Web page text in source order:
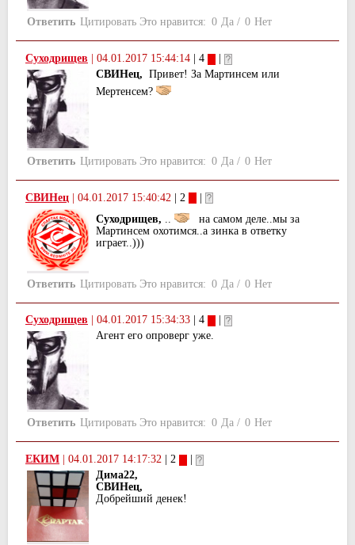
Ответить Цитировать Это нравится: 0 Да / 0 Нет
Суходрищев 04.01.2017 15:44:14 | 4
СВИНец, Привет! За Мартинсем или
Мертенсем?
Ответить Цитировать Это нравится: 0 Да / 0 Нет
СВИНец | 04.01.2017 15:40:42 | 2
|
Суходрищев,
на самом деле..мы за
Мартинсем охотимся..а зинка в ответку
играет..)))
Ответить Цитировать Это нравится: 0 Да / 0 Нет
Суходрищев 04.01.2017 15:34:33 | 4
Агент его опроверг уже.
Ответить Цитировать Это нравится: 0 Да / 0 Нет
ЕКИМ 04.01.2017 14:17:32 | 2
Дима22,
СВИНец,
Добрейший денек!